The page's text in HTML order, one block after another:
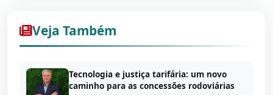
Veja Também
Tecnologia e justiça tarifária: um novo
caminho para as concessões rodoviárias